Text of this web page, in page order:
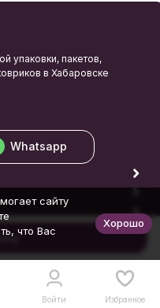
Войти Избранное
упаковки, пакетов,
в Хабаровске
Whatsapp
сайту
что Вас
Хорошо